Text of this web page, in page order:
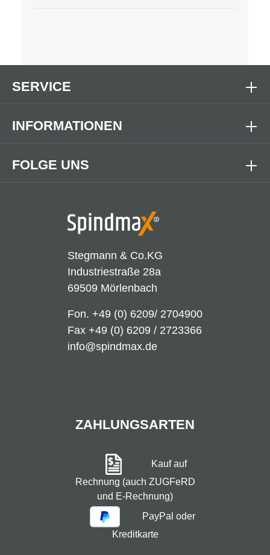
Stegmann & Co.KG
Industriestraße 28a
69509 Mörlenbach
Fon. +49 (0) 6209/ 2704900
Fax +49 (0) 6209 / 2723366
info@spindmax.de
FOLGE UNS
SERVICE
INFORMATIONEN
ZAHLUNGSARTEN
Kauf auf
Rechnung (auch ZUGFeRD
und E-Rechnung)
PayPal oder
Kreditkarte